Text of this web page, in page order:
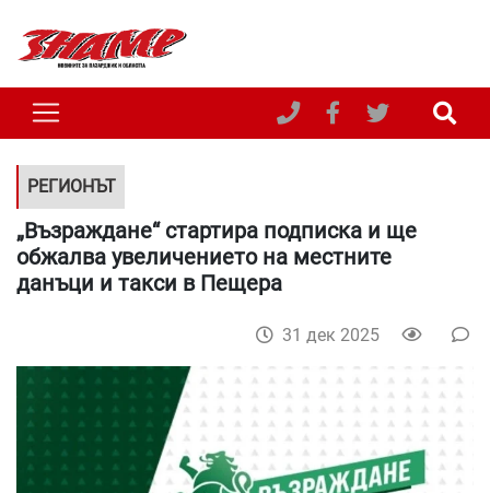
РЕГИОНЪТ
„Възраждане“ стартира подписка и ще
обжалва увеличението на местните
данъци и такси в Пещера
31 дек 2025